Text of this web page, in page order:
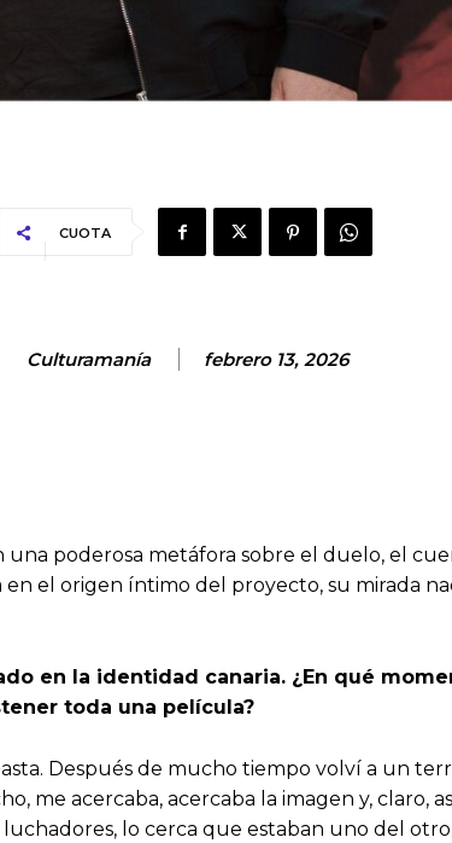
CUOTA
Culturamanía febrero 13, 2026
poderosa metáfora sobre el duelo, el
el origen íntimo del proyecto, su mirada
en la identidad canaria. ¿En qué
toda una película?
Después de mucho tiempo volví a un
me acercaba, acercaba la imagen y, claro,
lo cerca que estaban uno del